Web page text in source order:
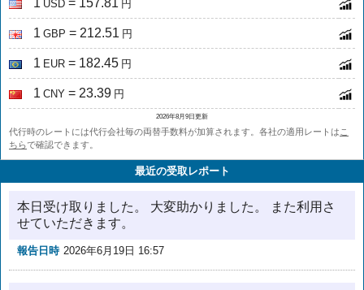
1 USD = 157.81 円
1 GBP = 212.51 円
1 EUR = 182.45 円
1 CNY = 23.39 円
2026年8月9日更新
代行時のレートには代行会社毎の両替手数料が加算されます。各社の適用レートは こ
ちらで確認できます。
最近の受取レポート
本日受け取りました。 大変助かりました。 また利用さ
せていただきます。
報告日時 2026年6月19日 16:57